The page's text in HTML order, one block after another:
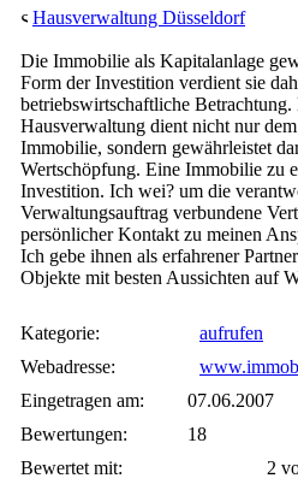
Hausverwaltung Düsseldorf
Die Immobilie als Kapitalanlage
Form der Investition verdient sie
betriebswirtschaftliche
Hausverwaltung dient nicht nur
Immobilie, sondern gewährleistet
Wertschöpfung. Eine Immobilie zu
Investition. Ich wei? um die
Verwaltungsauftrag verbundene
persönlicher Kontakt zu meinen
Ich gebe ihnen als erfahrener
Objekte mit besten Aussichten auf
Kategorie:
aufrufen
Webadresse:
Eingetragen am:
07.06.2007
Bewertungen:
18
Bewertet mit:
2